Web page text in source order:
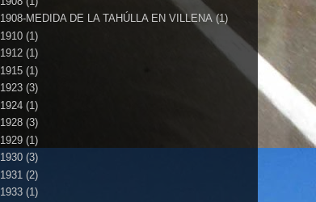
1908-MEDIDA DE LA TAHÚLLA EN VILLENA (1)
1910 (1)
1912 (1)
1915 (1)
1923 (3)
1924 (1)
1928 (3)
1929 (1)
1930 (3)
1931 (2)
1933 (1)